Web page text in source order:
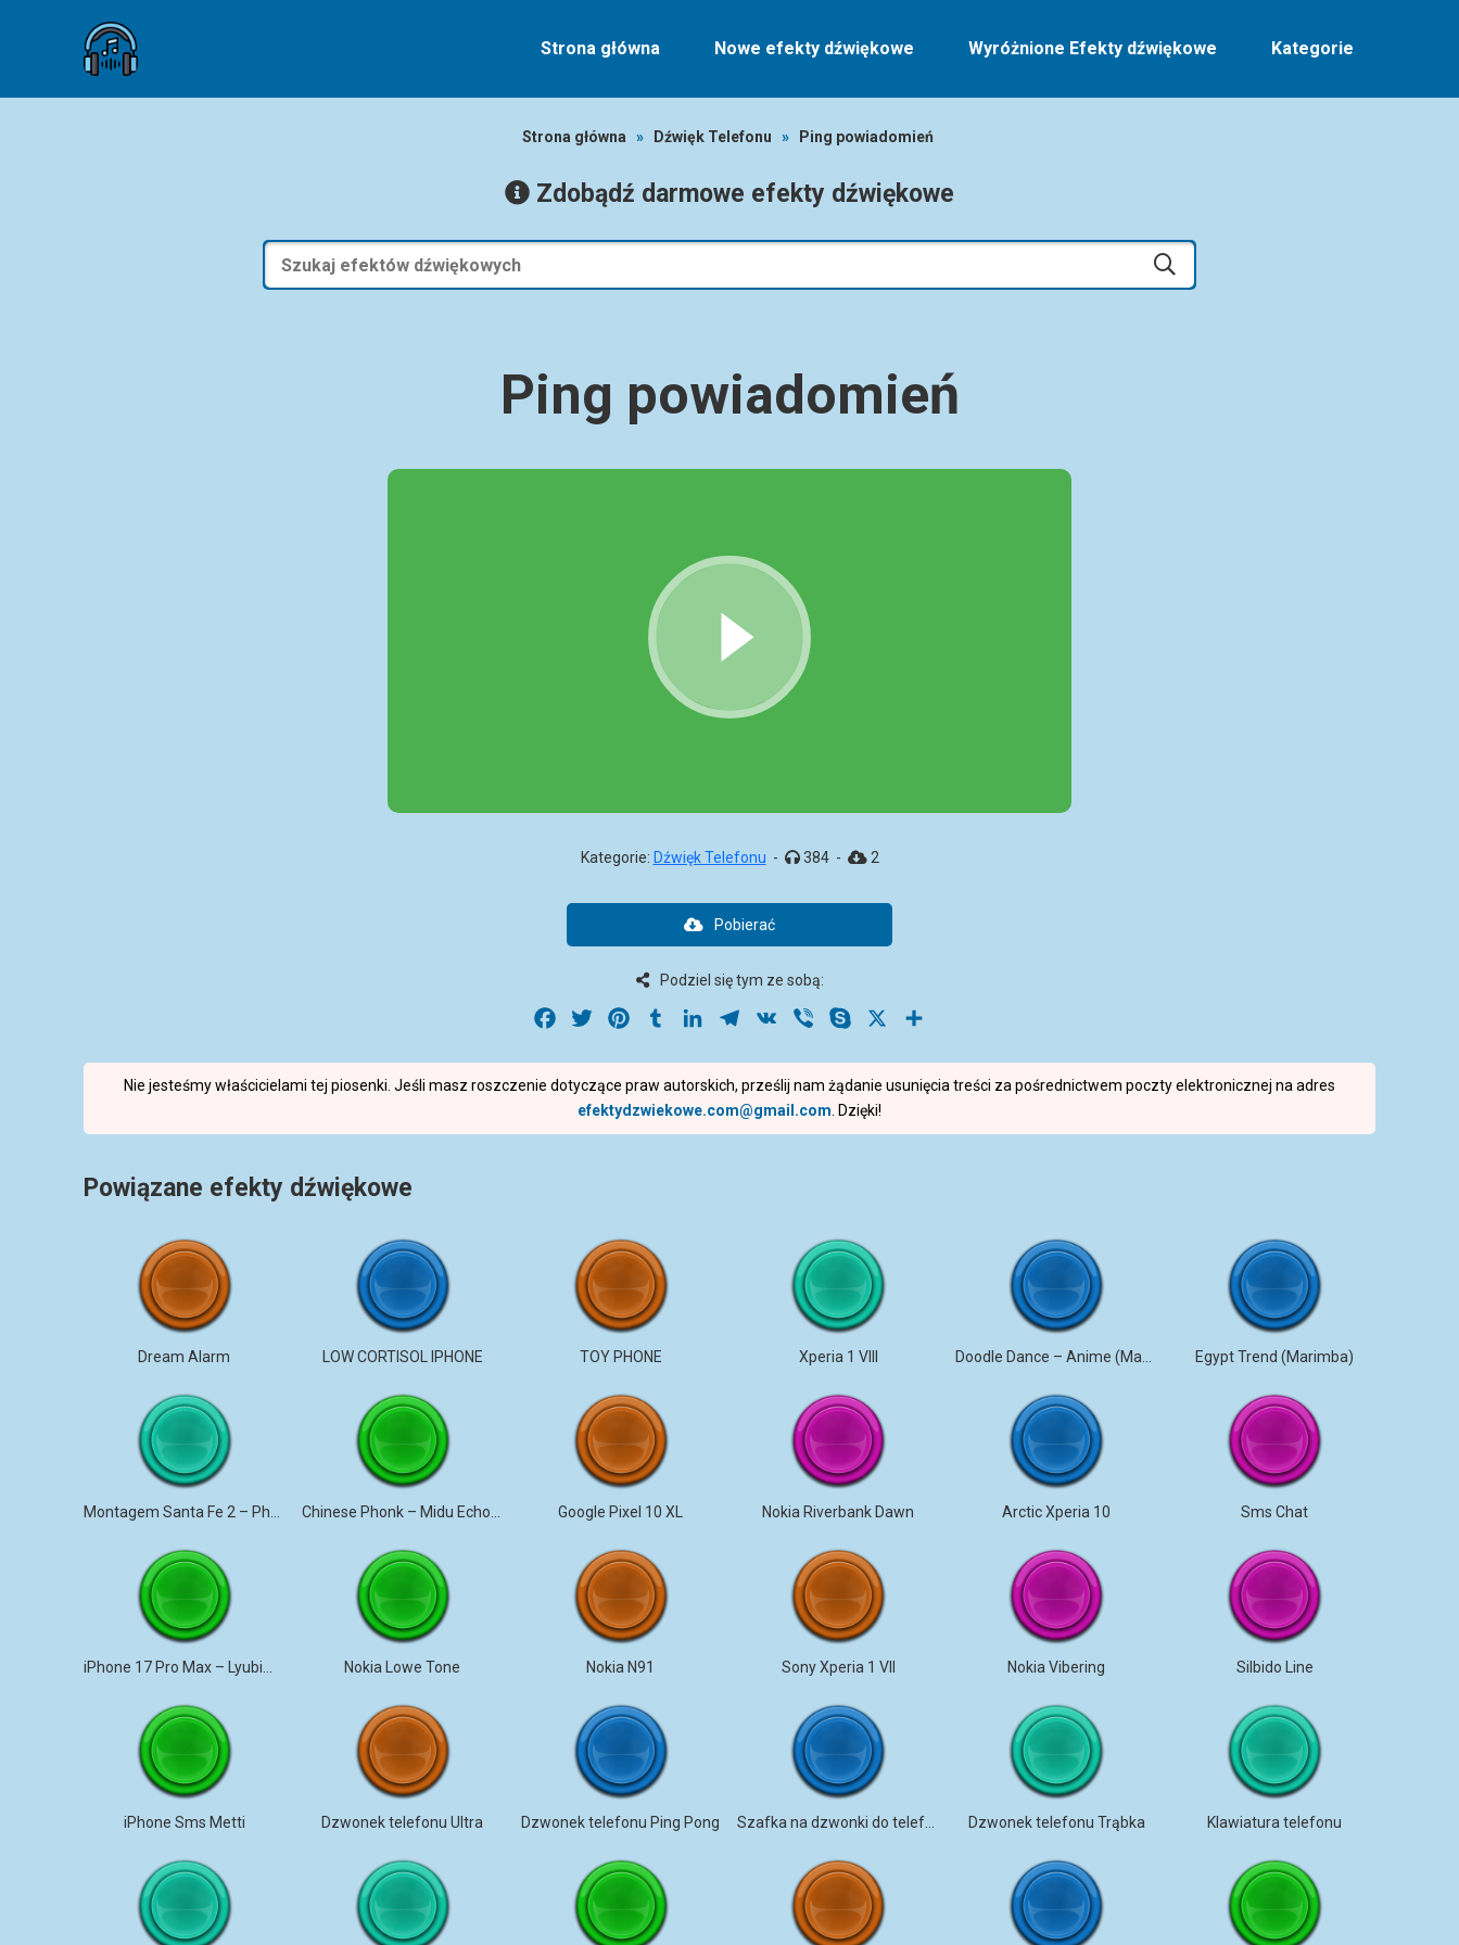
Strona główna Nowe efekty dźwiękowe Wyróżnione Efekty dźwiękowe Kategorie
Strona główna » Dźwięk Telefonu » Ping powiadomień
Zdobądź darmowe efekty dźwiękowe
Ping powiadomień
Kategorie: Dźwięk Telefonu - 384 - 2
Pobierać
Podziel się tym ze sobą:
Facebook
Twitter PinterestTumblrLinkedInTelegram
VK Viber Skype
Nie jesteśmy właścicielami tej piosenki. Jeśli masz roszczenie dotyczące praw autorskich, prześlij nam żądanie usunięcia treści za pośrednictwem poczty elektronicznej na adres
efektydzwiekowe.com@gmail.com . Dzięki!
Powiązane efekty dźwiękowe
Dream Alarm LOW CORTISOL IPHONE TOY PHONE Xperia 1 VIII Egypt Trend (Marimba)
Google Pixel 10 XL Nokia Riverbank Dawn Arctic Xperia 10 Sms Chat
Nokia Lowe Tone Nokia N91 Sony Xperia 1 VII Nokia Vibering Silbido Line
iPhone Sms Metti Dzwonek telefonu Ultra Dzwonek telefonu Ping Pong Dzwonek telefonu Trąbka Klawiatura telefonu